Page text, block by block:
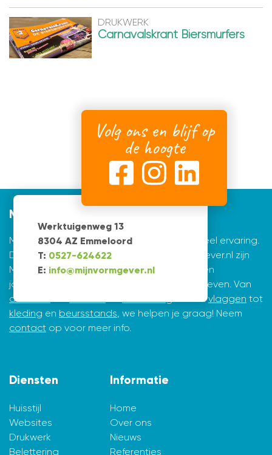
DRUKWERK
Carnavalskrant Biersmurfers
Werktuigenweg 13
8304 AZ Emmeloord
T: 0527-624622
E: info@mijnvormgever.nl
Volg ons en blijf op
de hoogte
Mijnvormgever
Mijnvormgever.nl: een grafisch bedrijf met veel ervaring.
De creatieve ontwerpers achter Mijnvormgever.nl zijn
Marius de Vries en Erik Tijsma. Beiden hebben
jarenlange ervaring in ontwerpen en vormgeven. Van
drukwerk
en vanvlaggen tot
kleding en beursstands , we helpen je graag! Neem
contact op voor meer info.
Diensten
Huisstijl
Websites
Drukwerk
Belettering
Informatie
Home
Over ons
Nieuws
Referenties